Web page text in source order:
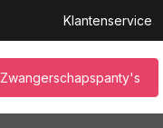
Klantenservice
Zwangerschapspanty's